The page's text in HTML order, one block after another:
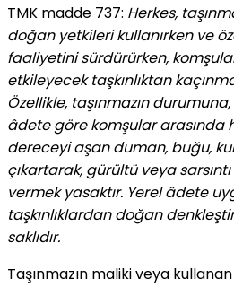
TMK madde 737: Herkes,
doğan yetkileri kullanırken ve
faaliyetini sürdürürken,
etkileyecek taşkınlıktan
Özellikle, taşınmazın
âdete göre komşular arasında
dereceyi aşan duman, buğu,
çıkartarak, gürültü veya
vermek yasaktır. Yerel âdete
taşkınlıklardan doğan
saklıdır.
Taşınmazın maliki veya